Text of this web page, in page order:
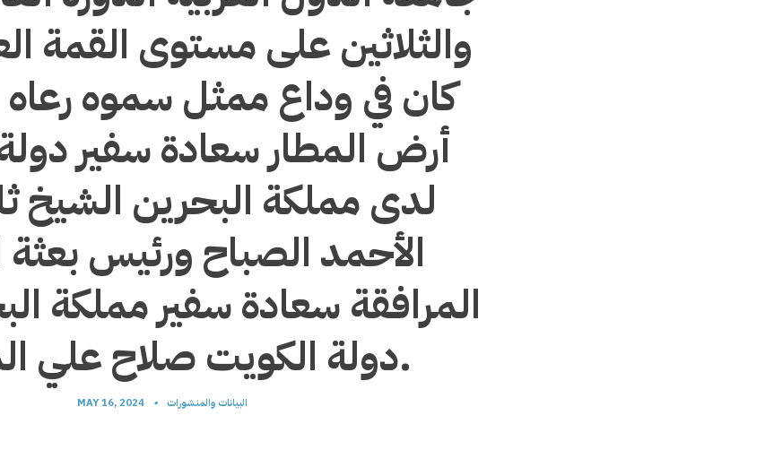
والثلاثين على مستوى القمة
كان في وداع ممثل سموه رعاه
أرض المطار سعادة سفير
لدى مملكة البحرين الشيخ
الأحمد الصباح ورئيس
المرافقة سعادة سفير مملكة
دولة الكويت صلاح علي المالكي.
MAY 16, 2024 • البيانات والمنشورات